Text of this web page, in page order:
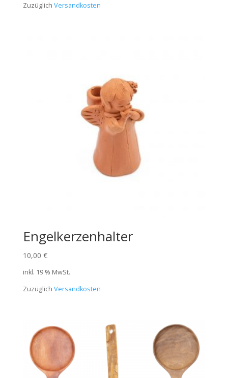
Zuzüglich Versandkosten
Engelkerzenhalter
10,00 €
inkl. 19 % MwSt.
Zuzüglich Versandkosten